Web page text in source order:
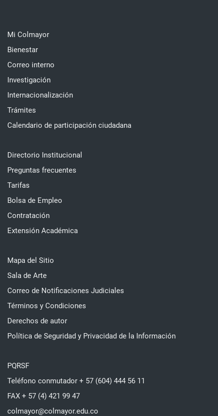
Mi Colmayor
Bienestar
Correo interno
Investigación
Internacionalización
Trámites
Calendario de participación ciudadana
Directorio Institucional
Preguntas frecuentes
Tarifas
Bolsa de Empleo
Contratación
Extensión Académica
Mapa del Sitio
Sala de Arte
Correo de Notificaciones Judiciales
Términos y Condiciones
Derechos de autor
Política de Seguridad y Privacidad de la Información
PQRSF
Teléfono conmutador + 57 (604) 444 56 11
FAX + 57 (4) 421 99 47
colmayor@colmayor.edu.co